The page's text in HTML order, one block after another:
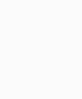
মাঠ ও জেলায়